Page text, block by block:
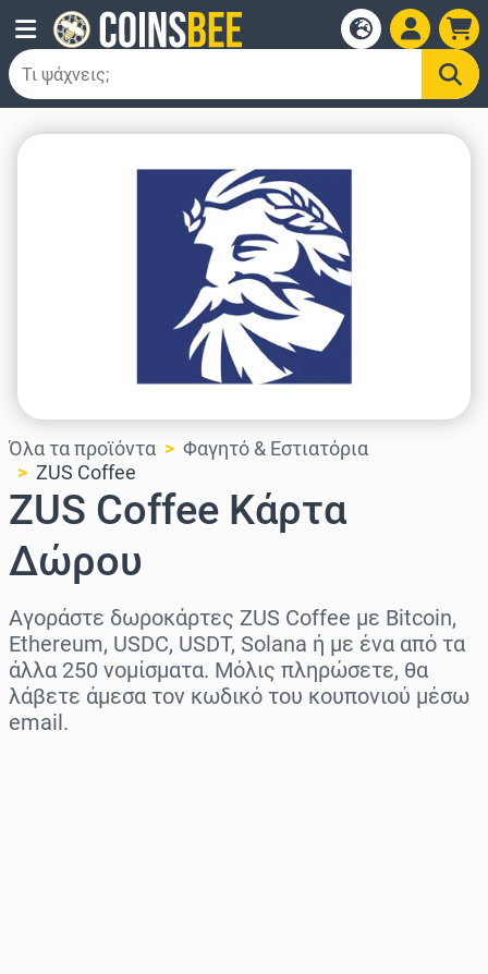
Όλα τα προϊόντα
Φαγητό & Εστιατόρια
ZUS Coffee
ZUS Coffee Κάρτα
Δώρου
Αγοράστε δωροκάρτες ZUS Coffee με Bitcoin,
Ethereum, USDC, USDT, Solana ή με ένα από τα
άλλα 250 νομίσματα. Μόλις πληρώσετε, θα
λάβετε άμεσα τον κωδικό του κουπονιού μέσω
email.